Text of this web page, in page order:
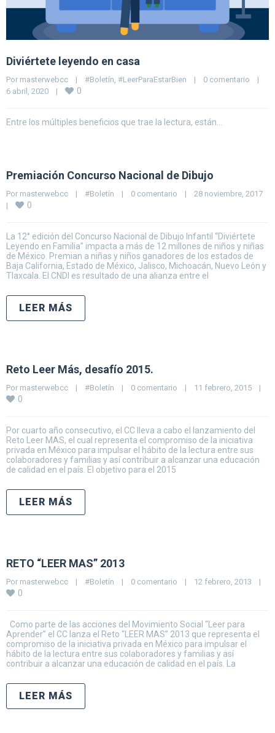
Diviértete leyendo en casa
Por masterwebcc | #Boletín #LeerParaEstarBien | 0 comentario
|
6 abril, 2020 | 0
Entre los múltiples beneficios que trae la lectura, están…
Premiación Concurso Nacional de Dibujo
Por masterwebcc | #Boletín | 0 comentario |
|
0
La 12° edición del Concurso Nacional de Dibujo Infantil “Diviértete
Leyendo en Familia” impacta a más de 12 millones de niños y niñas
de México. Premian a niñas y niños ganadores de los estados de
Baja California, Estado de México, Jalisco, Michoacán, Nuevo León y
Tlaxcala. El CNDI es resultado de una alianza entre el
LEER MÁS
Reto Leer Más, desafío 2015.
Por masterwebcc | #Boletín | 0 comentario | 11 febrero, 2015 |
0
Por cuarto año consecutivo, el CC lleva a cabo el lanzamiento del
Reto Leer MAS, el cual representa el compromiso de la iniciativa
privada en México para impulsar el hábito de la lectura entre sus
colaboradores y familias y así contribuir a alcanzar una educación
de calidad en el país. El objetivo para el 2015
LEER MÁS
RETO “LEER MAS” 2013
Por masterwebcc | #Boletín | 0 comentario | 12 febrero, 2013 |
0
Como parte de las acciones del Movimiento Social “Leer para
Aprender” el CC lanza el Reto “LEER MAS” 2013 que representa el
compromiso de la iniciativa privada en México para impulsar el
hábito de la lectura entre sus colaboradores y familias y así
contribuir a alcanzar una educación de calidad en el país. La
LEER MÁS